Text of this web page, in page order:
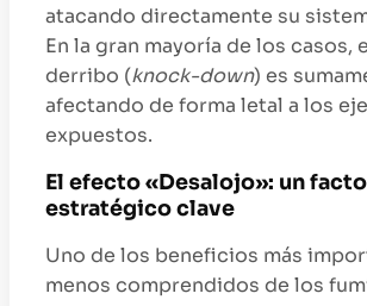
atacando directamente su
En la gran mayoría de los casos,
derribo (knock-down) es
afectando de forma letal a los
expuestos.
El efecto «Desalojo»: un
estratégico clave
Uno de los beneficios más
menos comprendidos de los